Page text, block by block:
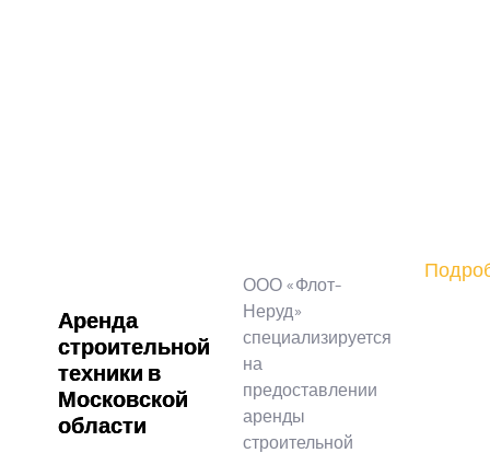
Аренда
строительной
техники в
Московской
области
ООО «Флот-
Неруд»
специализируется
на
предоставлении
аренды
строительной